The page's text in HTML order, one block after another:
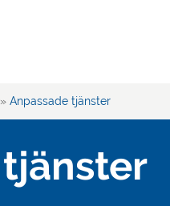
» Anpassade tjänster